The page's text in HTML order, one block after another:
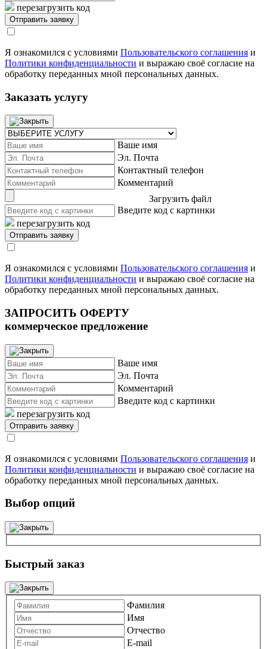
перезагрузить код
Я ознакомился с условиями Пользовательского соглашения и
Политики конфиденциальности и выражаю своё согласие на
обработку переданных мной персональных данных.
Заказать услугу
Ваше имя
Эл. Почта
Контактный телефон
Комментарий
Загрузить файл
Введите код с картинки
перезагрузить код
Я ознакомился с условиями Пользовательского соглашения и
Политики конфиденциальности и выражаю своё согласие на
обработку переданных мной персональных данных.
ЗАПРОСИТЬ ОФЕРТУ
коммерческое предложение
Ваше имя
Эл. Почта
Комментарий
Введите код с картинки
перезагрузить код
Я ознакомился с условиями Пользовательского соглашения и
Политики конфиденциальности и выражаю своё согласие на
обработку переданных мной персональных данных.
Выбор опций
Быстрый заказ
Фамилия
Имя
Отчество
E-mail